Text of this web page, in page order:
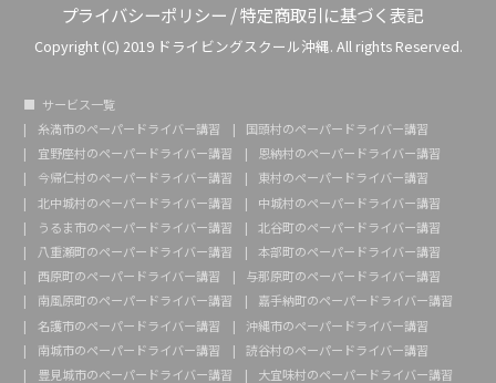
プライバシーポリシー /特定商取引に基づく表記
Copyright (C) 2019 ドライビングスクール沖縄. All rights Reserved.
サービス一覧
糸満市のペーパードライバー講習
国頭村のペーパードライバー講習
宜野座村のペーパードライバー講習
恩納村のペーパードライバー講習
今帰仁村のペーパードライバー講習
東村のペーパードライバー講習
北中城村のペーパードライバー講習
中城村のペーパードライバー講習
うるま市のペーパードライバー講習
北谷町のペーパードライバー講習
八重瀬町のペーパードライバー講習
本部町のペーパードライバー講習
西原町のペーパードライバー講習
与那原町のペーパードライバー講習
南風原町のペーパードライバー講習
嘉手納町のペーパードライバー講習
名護市のペーパードライバー講習
沖縄市のペーパードライバー講習
南城市のペーパードライバー講習
読谷村のペーパードライバー講習
豊見城市のペーパードライバー講習
大宜味村のペーパードライバー講習